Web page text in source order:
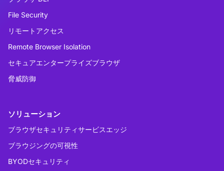
File Security
リモートアクセス
Remote Browser Isolation
セキュアエンタープライズブラウザ
脅威防御
ソリューション
ブラウザセキュリティサービスエッジ
ブラウジングの可視性
BYODセキュリティ